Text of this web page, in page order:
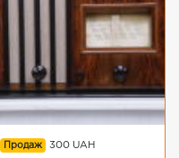
Продаж 300 UAH